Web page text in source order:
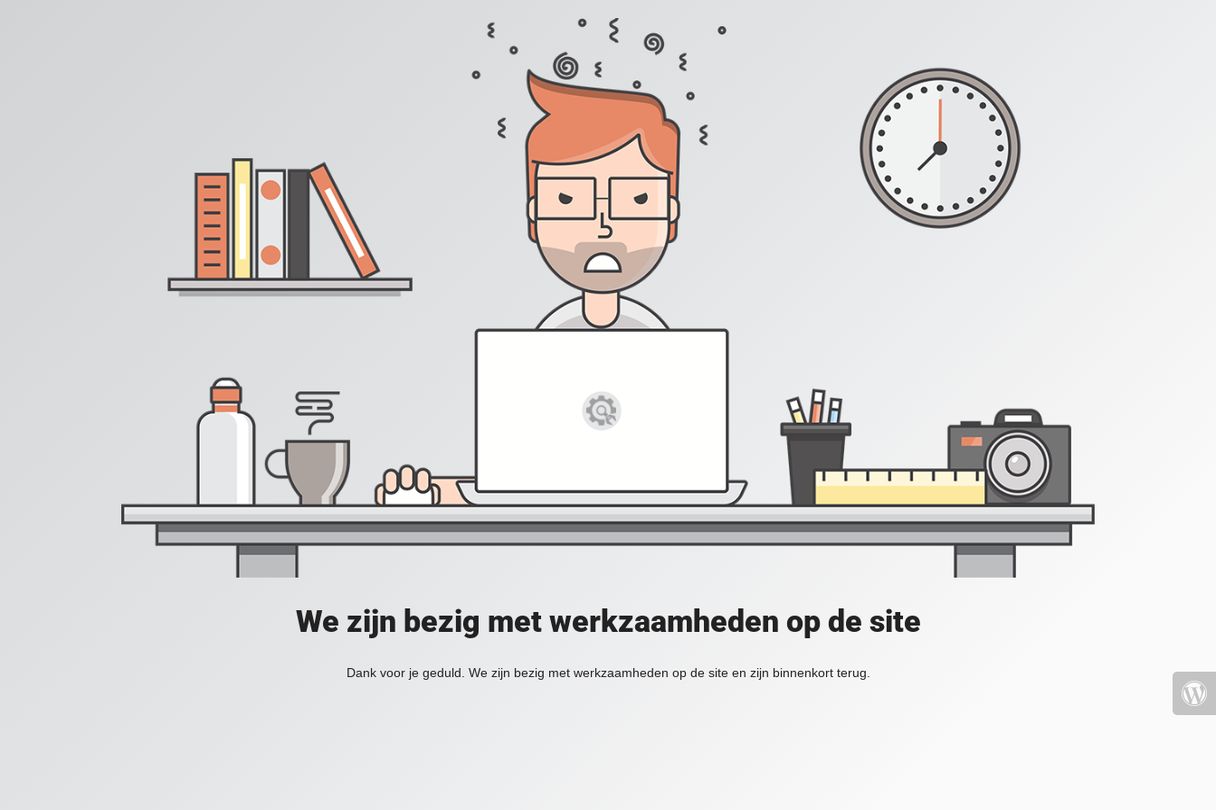
We zijn bezig met werkzaamheden op de site
Dank voor je geduld. We zijn bezig met werkzaamheden op de site en zijn binnenkort terug.